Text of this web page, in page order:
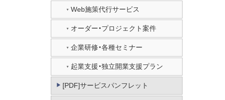
Web施策代行サービス
オーダー・プロジェクト案件
企業研修・各種セミナー
起業支援・独立開業支援プラン
[PDF]サービスパンフレット